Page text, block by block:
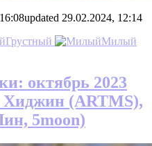
updated 29.02.2024, 12:14
Грустный
Милый
октябрь 2023
Хиджин (ARTMS),
5moon)